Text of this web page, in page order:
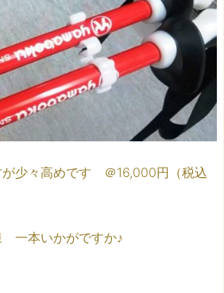
が少々高めです ＠16,000円（税込
一本いかがですか♪